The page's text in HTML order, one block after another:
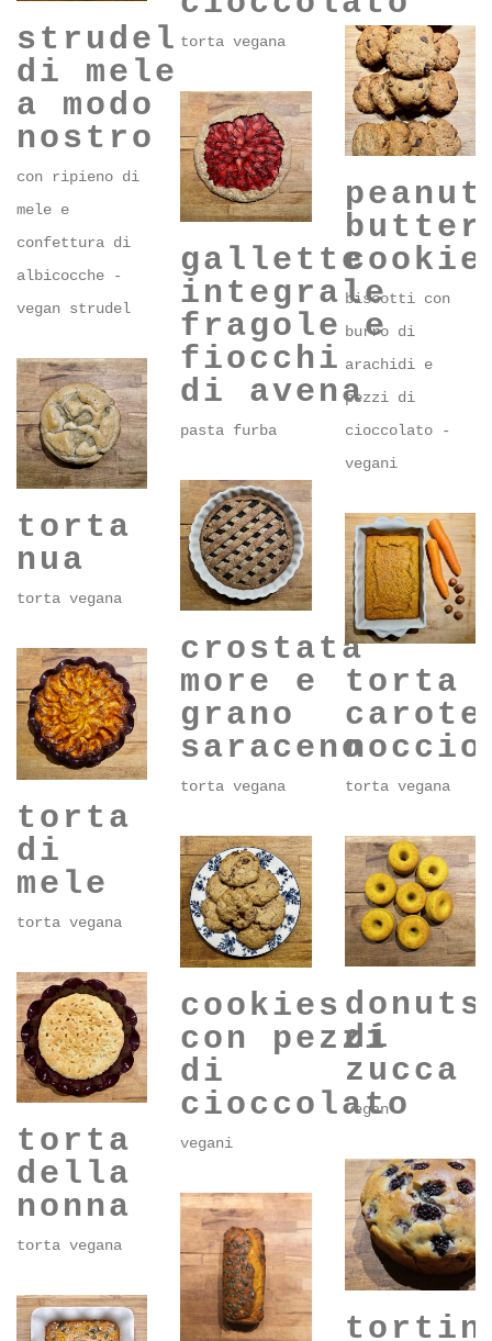
nocciole
cioccolato
strudel
di mele
a modo
nostro
con ripieno di
mele e
confettura di
albicocche -
peanut
butter
biscotti con
burro di
arachidi e
pezzi di
cioccolato -
gallette
integrale
fragole e
fiocchi
di avena
torta
nua
crostata
more e
grano
saraceno
torta
torta
di
mele
donuts
di
zucca
cookies
con pezzi
di
cioccolato
torta
della
nonna